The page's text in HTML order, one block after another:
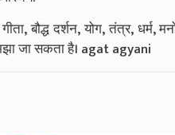
बौद्ध दर्शन, योग, तंत्र, धर्म,
जा सकता है। agat agyani